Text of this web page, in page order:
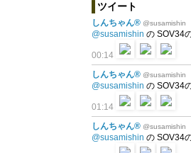
ツイート
しんちゃん® @susamishin
@susamishin の SOV34
00:14
しんちゃん® @susamishin
@susamishin の SOV34
01:14
しんちゃん® @susamishin
@susamishin の SOV34